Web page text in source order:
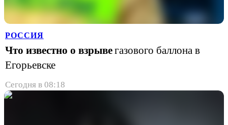
РОССИЯ
Что известно о взрывегазового баллона в
Егорьевске
Сегодня в 08:18